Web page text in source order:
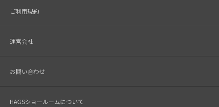
ご利用規約
運営会社
お問い合わせ
HAGSショールームについて